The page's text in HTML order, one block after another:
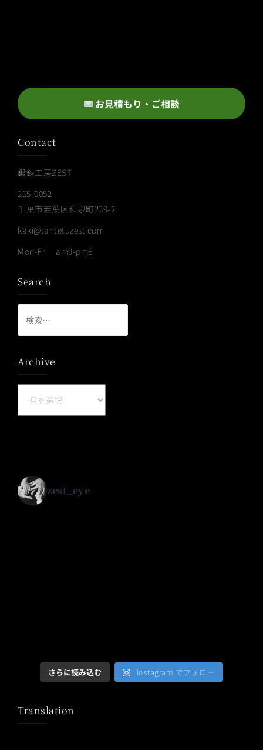
お見積もり・ご相談
Contact
鍛鉄工房ZEST
265-0052
千葉市若葉区和泉町239-2
kaki@tantetuzest.com
Mon-Fri am9-pm6
Search
索:
Archive
zest_eye
さらに読み込む Instagram でフォロー
Translation